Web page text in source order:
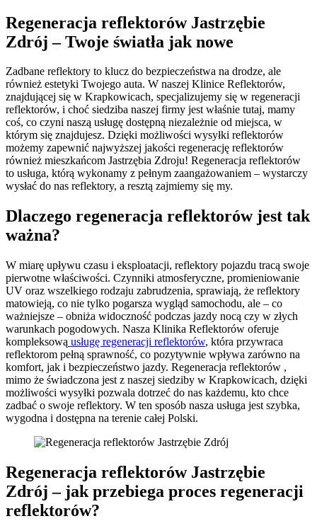
Regeneracja reflektorów Jastrzębie
Zdrój – Twoje światła jak nowe
Zadbane reflektory to klucz do bezpieczeństwa na drodze, ale
również estetyki Twojego auta. W naszej Klinice Reflektorów,
znajdującej się w Krapkowicach, specjalizujemy się w regeneracji
reflektorów, i choć siedziba naszej firmy jest właśnie tutaj, mamy
coś, co czyni naszą usługę dostępną niezależnie od miejsca, w
którym się znajdujesz. Dzięki możliwości wysyłki reflektorów
możemy zapewnić najwyższej jakości regenerację reflektorów
również mieszkańcom Jastrzębia Zdroju! Regeneracja reflektorów
to usługa, którą wykonamy z pełnym zaangażowaniem – wystarczy
wysłać do nas reflektory, a resztą zajmiemy się my.
Dlaczego regeneracja reflektorów jest tak
ważna?
W miarę upływu czasu i eksploatacji, reflektory pojazdu tracą swoje
pierwotne właściwości. Czynniki atmosferyczne, promieniowanie
UV oraz wszelkiego rodzaju zabrudzenia, sprawiają, że reflektory
matowieją, co nie tylko pogarsza wygląd samochodu, ale – co
ważniejsze – obniża widoczność podczas jazdy nocą czy w złych
warunkach pogodowych. Nasza Klinika Reflektorów oferuje
kompleksową usługę regeneracji reflektorów, która przywraca
reflektorom pełną sprawność, co pozytywnie wpływa zarówno na
komfort, jak i bezpieczeństwo jazdy. Regeneracja reflektorów ,
mimo że świadczona jest z naszej siedziby w Krapkowicach, dzięki
możliwości wysyłki pozwala dotrzeć do nas każdemu, kto chce
zadbać o swoje reflektory. W ten sposób nasza usługa jest szybka,
wygodna i dostępna na terenie całej Polski.
Regeneracja reflektorów Jastrzębie
Zdrój – jak przebiega proces regeneracji
reflektorów?